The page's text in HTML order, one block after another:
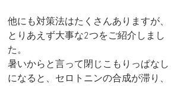
他にも対策法はたくさんありますが、
とりあえず大事な2つをご紹介しまし
た。
暑いからと言って閉じこもりっぱなし
になると、セロトニンの合成が滞り、